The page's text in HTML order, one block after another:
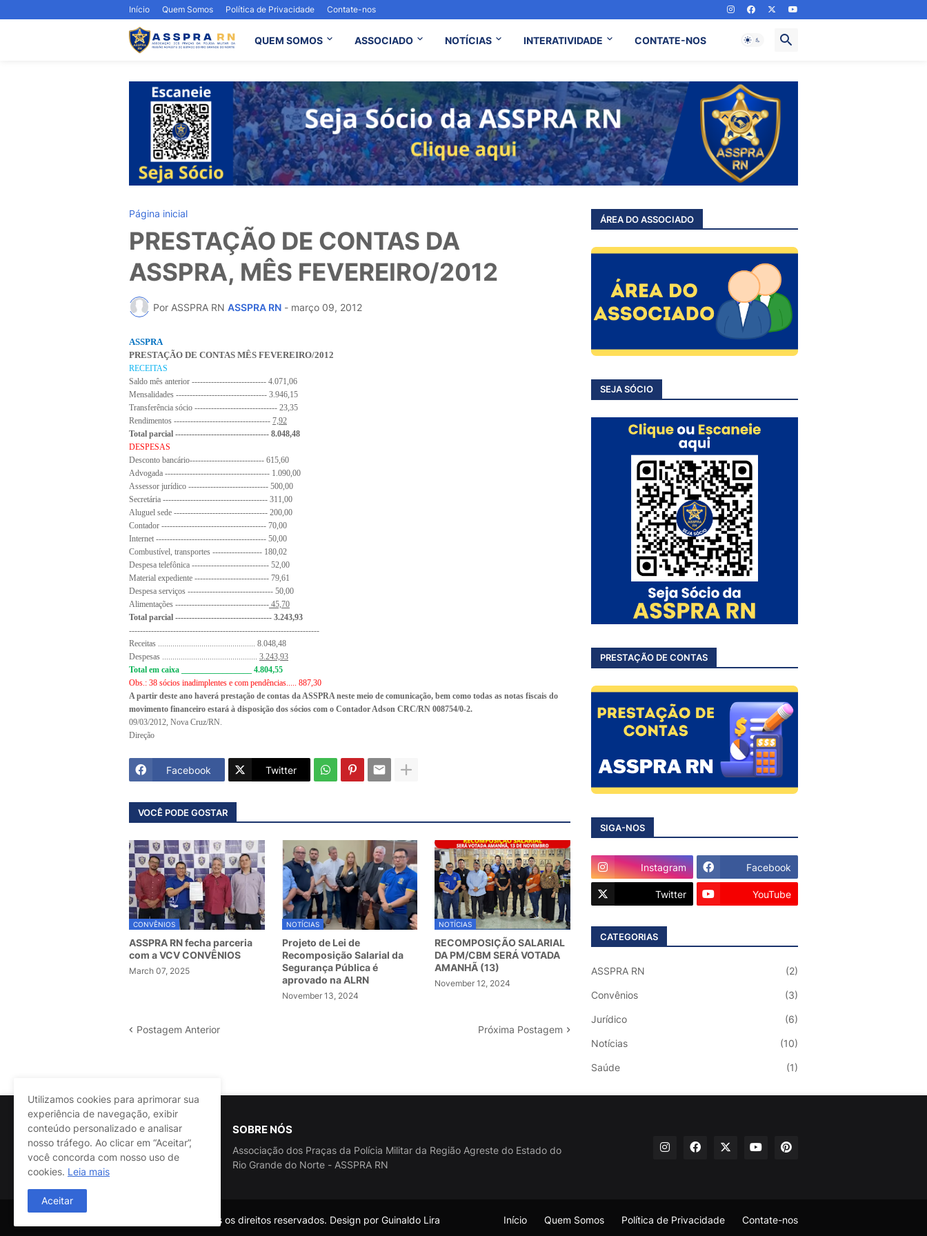
Início Quem Somos Política de Privacidade Contate-nos
QUEM SOMOS ASSOCIADO NOTÍCIAS INTERATIVIDADE CONTATE-NOS
Página inicial
PRESTAÇÃO DE CONTAS DA
ASSPRA, MÊS FEVEREIRO/2012
Por ASSPRA RN ASSPRA RN - março 09, 2012
ASSPRA
PRESTAÇÃO DE CONTAS MÊS FEVEREIRO/2012
RECEITAS
Saldo mês anterior --------------------------- 4.071,06
Mensalidades --------------------------------- 3.946,15
Transferência sócio ------------------------------ 23,35
Rendimentos ----------------------------------- 7,92
Total parcial ---------------------------------- 8.048,48
DESPESAS
Desconto bancário--------------------------- 615,60
Advogada -------------------------------------- 1.090,00
Assessor jurídico ----------------------------- 500,00
Secretária -------------------------------------- 311,00
Aluguel sede ---------------------------------- 200,00
Contador -------------------------------------- 70,00
Internet ---------------------------------------- 50,00
Combustível, transportes ------------------ 180,02
Despesa telefônica ---------------------------- 52,00
Material expediente --------------------------- 79,61
Despesa serviços ------------------------------- 50,00
Alimentações ---------------------------------- 45,70
Total parcial ----------------------------------- 3.243,93
---------------------------------------------------------------------
Receitas ............................................... 8.048,48
Despesas .............................................. 3.243,93
Total em caixa _________________ 4.804,55
Obs.: 38 sócios inadimplentes e com pendências..... 887,30
A partir deste ano haverá prestação de contas da ASSPRA neste meio de comunicação, bem como todas as notas fiscais do
movimento financeiro estará à disposição dos sócios com o Contador Adson CRC/RN 008754/0-2.
09/03/2012, Nova Cruz/RN.
Direção
Facebook Twitter
VOCÊ PODE GOSTAR
CONVÊNIOS
ASSPRA RN fecha parceria
com a VCV CONVÊNIOS
March 07, 2025
NOTÍCIAS
Projeto de Lei de
Recomposição Salarial da
Segurança Pública é
aprovado na ALRN
November 13, 2024
NOTÍCIAS
RECOMPOSIÇÃO SALARIAL
DA PM/CBM SERÁ VOTADA
AMANHÃ (13)
November 12, 2024
Postagem Anterior Próxima Postagem
ÁREA DO ASSOCIADO
SEJA SÓCIO
PRESTAÇÃO DE CONTAS
SIGA-NOS
Instagram Facebook
Twitter YouTube
CATEGORIAS
ASSPRA RN (2)
Convênios (3)
Jurídico (6)
Notícias (10)
Saúde (1)
SOBRE NÓS
Associação dos Praças da Polícia Militar da Região Agreste do Estado do
Rio Grande do Norte - ASSPRA RN
@ASSPRA RN Todos os direitos reservados. Design por Guinaldo Lira Início Quem Somos Política de Privacidade Contate-nos
Utilizamos cookies para aprimorar sua
experiência de navegação, exibir
conteúdo personalizado e analisar
nosso tráfego. Ao clicar em “Aceitar”,
você concorda com nosso uso de
cookies. Leia mais
Aceitar